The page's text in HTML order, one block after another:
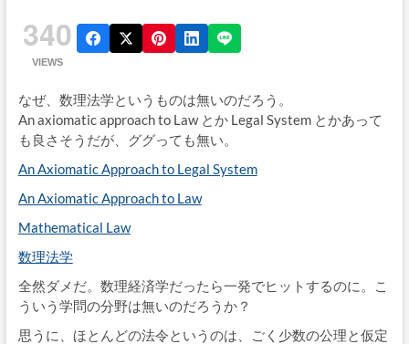
340
VIEWS
なぜ、数理法学というものは無いのだろう。
An axiomatic approach to Law とか Legal System とかあって
も良さそうだが、ググっても無い。
An Axiomatic Approach to Legal System
An Axiomatic Approach to Law
Mathematical Law
数理法学
全然ダメだ。数理経済学だったら一発でヒットするのに。こ
ういう学問の分野は無いのだろうか？
思うに、ほとんどの法令というのは、ごく少数の公理と仮定